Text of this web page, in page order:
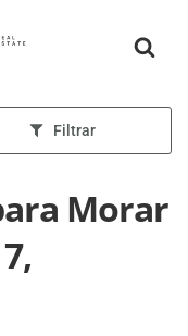
Filtrar
Morar